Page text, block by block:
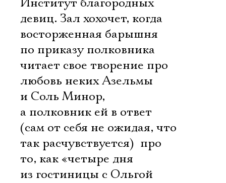
Институт благородных
девиц. Зал хохочет, когда
восторженная барышня
по приказу полковника
читает свое творение про
любовь неких Азельмы
и Соль Минор,
а полковник ей в ответ
(сам от себя не ожидая, что
так расчувствуется)  про
то, как «четыре дня
из гостиницы с Ольгой
Электропочта
Имя
Ознакомиться